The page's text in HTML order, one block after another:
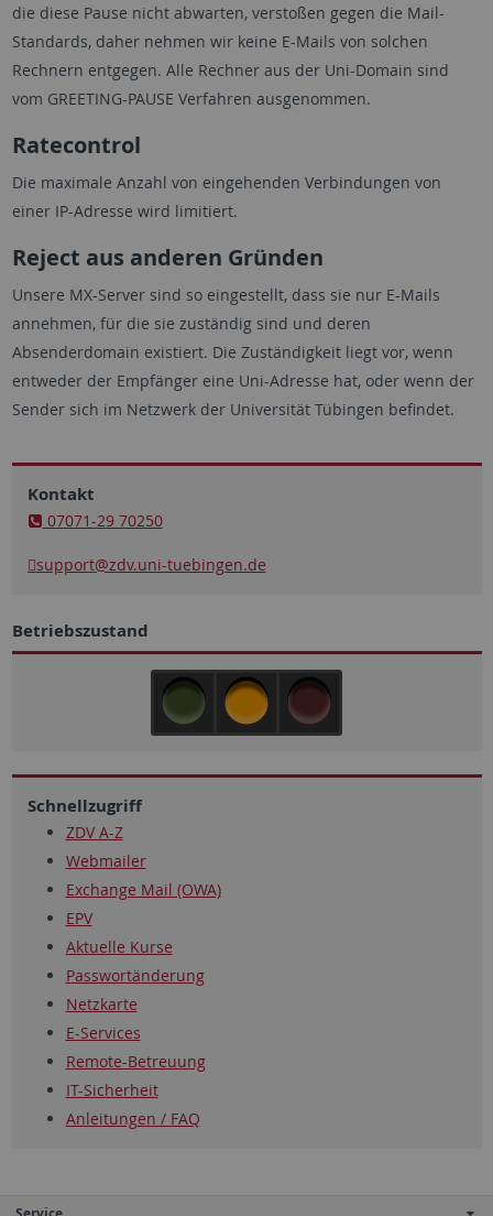
die diese Pause nicht abwarten, verstoßen gegen die Mail-
Standards, daher nehmen wir keine E-Mails von solchen
Rechnern entgegen. Alle Rechner aus der Uni-Domain sind
vom GREETING-PAUSE Verfahren ausgenommen.
Ratecontrol
Die maximale Anzahl von eingehenden Verbindungen von
einer IP-Adresse wird limitiert.
Reject aus anderen Gründen
Unsere MX-Server sind so eingestellt, dass sie nur E-Mails
annehmen, für die sie zuständig sind und deren
Absenderdomain existiert. Die Zuständigkeit liegt vor, wenn
entweder der Empfänger eine Uni-Adresse hat, oder wenn der
Sender sich im Netzwerk der Universität Tübingen befindet.
Kontakt
07071-29 70250
support@zdv.uni-tuebingen.de
Betriebszustand
Schnellzugriff
ZDV A-Z
Webmailer
Exchange Mail (OWA)
EPV
Aktuelle Kurse
Passwortänderung
Netzkarte
E-Services
Remote-Betreuung
IT-Sicherheit
Anleitungen / FAQ